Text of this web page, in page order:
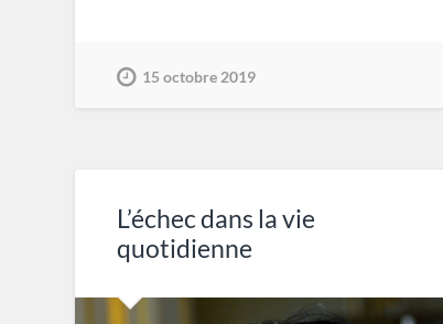
15 octobre 2019
L’échec dans la vie
quotidienne